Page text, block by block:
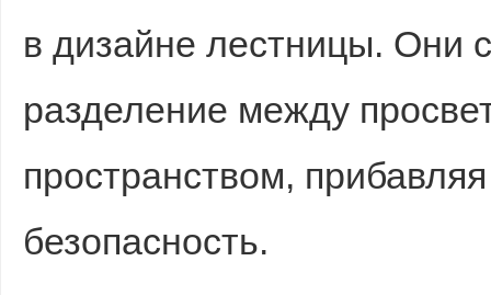
в дизайне лестницы. Они
разделение между
пространством,
безопасность.